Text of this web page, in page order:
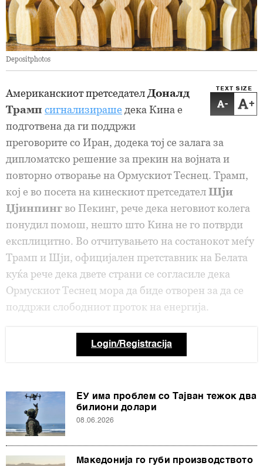
Depositphotos
TEXT SIZE
- +
Американскиот претседател Доналд
Трамп сигнализираше дека Кина е
подготвена да ги поддржи
преговорите со Иран, додека тој се залага за
дипломатско решение за прекин на војната и
повторно отворање на Ормускиот Теснец. Трамп,
кој е во посета на кинескиот претседателШји
Џјинпингво Пекинг, рече дека неговиот колега
понудил помош, нешто што Кина не го потврди
експлицитно. Во отчитувањето на состанокот меѓу
Трамп и Шји, официјален претставник на Белата
куќа рече дека двете страни се согласиле дека
Ормускиот Теснец мора да биде отворен за да се
поддржи слободниот проток на енергија.
Login/Registracija
ЕУ има проблем со Тајван тежок два
билиони долари
08.06.2026
Македонија го губи производството